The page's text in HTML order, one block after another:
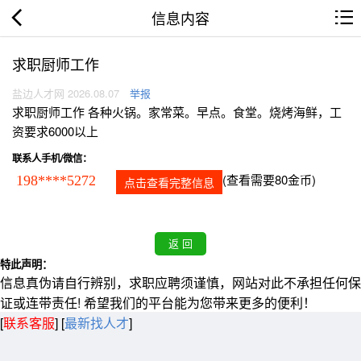
信息内容
求职厨师工作
盐边人才网 2026.08.07 举报
求职厨师工作 各种火锅。家常菜。早点。食堂。烧烤海鲜，工
资要求6000以上
联系人手机/微信：
198****5272 点击查看完整信息 (查看需要80金币)
特此声明：
信息真伪请自行辨别，求职应聘须谨慎，网站对此不承担任何保
证或连带责任! 希望我们的平台能为您带来更多的便利！
[联系客服] [最新找人才]